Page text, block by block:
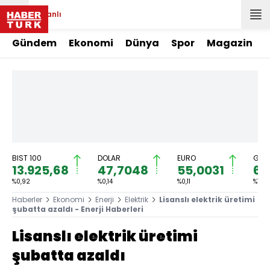
Canlı
Gündem Ekonomi Dünya Spor Magazin
BIST 100
13.925,68
%0,92
DOLAR
47,7048
%0,14
EURO
55,0031
%0,11 %1,30
Haberler Ekonomi Enerji Elektrik
Lisanslı elektrik üretimi
şubatta azaldı - Enerji Haberleri
Lisanslı elektrik üretimi
şubatta azaldı